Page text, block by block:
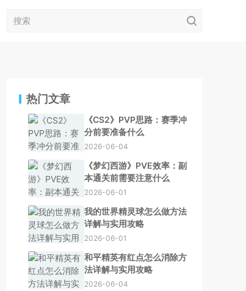
热门文章
《CS2》PVP思路：赛季冲
分前要准备什么
2026-06-04
《梦幻西游》PVE效率：副
本通关前需要注意什么
2026-06-01
我的世界精灵球怎么做方法
详解与实用攻略
2026-06-01
和平精英有红点怎么消除方
法详解与实用攻略
2026-06-04